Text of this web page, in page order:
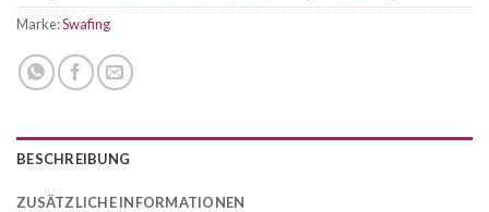
Marke:Swafing
BESCHREIBUNG
ZUSÄTZLICHE INFORMATIONEN